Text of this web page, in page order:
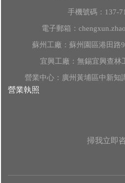
手機號碼： 137-
電子郵箱：
蘇州工廠：蘇州園區港田路
宜興工廠：無錫宜興查林
營業中心：廣州黃埔區中新知
營業執照
掃我立即